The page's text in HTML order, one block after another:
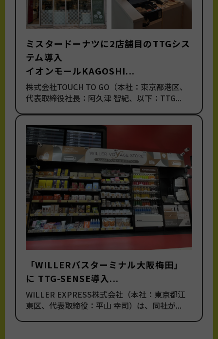
ミスタードーナツに2店舗目のTTGシス
テム導入
イオンモールKAGOSHI...
株式会社TOUCH TO GO（本社：東京都港区、
代表取締役社長：阿久津 智紀、以下：TTG...
「WILLERバスターミナル大阪梅田」
に TTG-SENSE導入...
WILLER EXPRESS株式会社（本社：東京都江
東区、代表取締役：平山 幸司）は、同社が...